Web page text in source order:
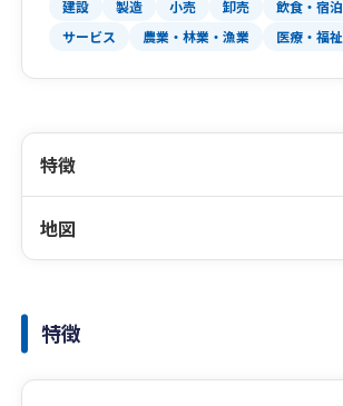
建設 製造 小売 卸売 飲食・宿泊
サービス
農業・林業・漁業 医療・福祉
特徴
地図
特徴